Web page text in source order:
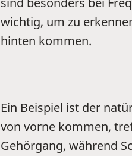
wichtig, um zu
hinten kommen.
Ein Beispiel ist der
von vorne kommen,
Gehörgang, während